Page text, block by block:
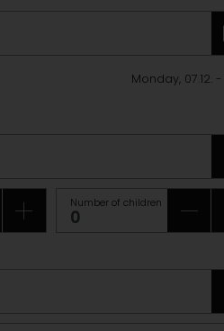
Monday, 07.12. -
Number of children